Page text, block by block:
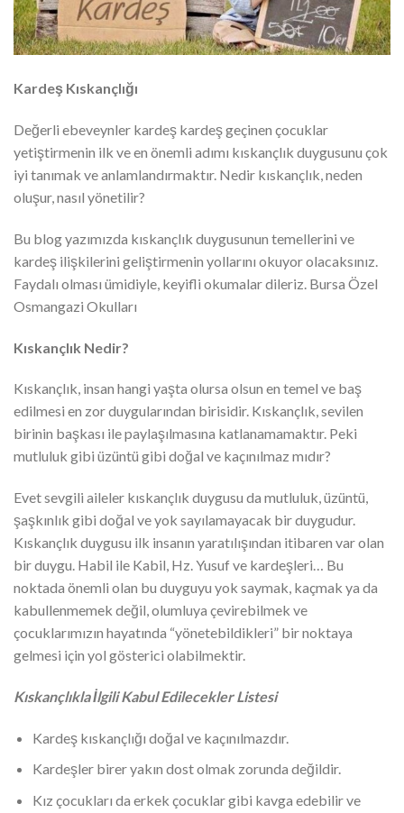
Kardeş Kıskançlığı
Değerli ebeveynler kardeş kardeş geçinen çocuklar
yetiştirmenin ilk ve en önemli adımı kıskançlık duygusunu çok
iyi tanımak ve anlamlandırmaktır. Nedir kıskançlık, neden
oluşur, nasıl yönetilir?
Bu blog yazımızda kıskançlık duygusunun temellerini ve
kardeş ilişkilerini geliştirmenin yollarını okuyor olacaksınız.
Faydalı olması ümidiyle, keyifli okumalar dileriz. Bursa Özel
Osmangazi Okulları
Kıskançlık Nedir?
Kıskançlık, insan hangi yaşta olursa olsun en temel ve baş
edilmesi en zor duygularından birisidir. Kıskançlık, sevilen
birinin başkası ile paylaşılmasına katlanamamaktır. Peki
mutluluk gibi üzüntü gibi doğal ve kaçınılmaz mıdır?
Evet sevgili aileler kıskançlık duygusu da mutluluk, üzüntü,
şaşkınlık gibi doğal ve yok sayılamayacak bir duygudur.
Kıskançlık duygusu ilk insanın yaratılışından itibaren var olan
bir duygu. Habil ile Kabil, Hz. Yusuf ve kardeşleri… Bu
noktada önemli olan bu duyguyu yok saymak, kaçmak ya da
kabullenmemek değil, olumluya çevirebilmek ve
çocuklarımızın hayatında “yönetebildikleri” bir noktaya
gelmesi için yol gösterici olabilmektir.
Kıskançlıkla İlgili Kabul Edilecekler Listesi
Kardeş kıskançlığı doğal ve kaçınılmazdır.
Kardeşler birer yakın dost olmak zorunda değildir.
Kız çocukları da erkek çocuklar gibi kavga edebilir ve